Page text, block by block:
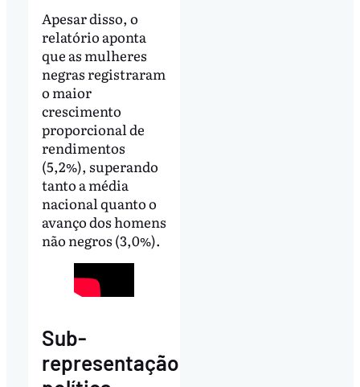
Apesar disso, o
relatório aponta
que as mulheres
negras registraram
o maior
crescimento
proporcional de
rendimentos
(5,2%), superando
tanto a média
nacional quanto o
avanço dos homens
não negros (3,0%).
Sub-
representação